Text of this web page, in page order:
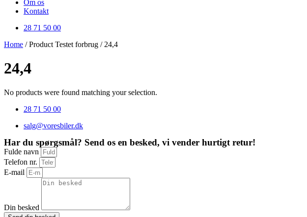
Om os
Kontakt
28 71 50 00
Home / Product Testet forbrug / 24,4
24,4
No products were found matching your selection.
28 71 50 00
salg@voresbiler.dk
Har du spørgsmål? Send os en besked, vi vender hurtigt retur!
Fulde navn
Telefon nr.
E-mail
Din besked